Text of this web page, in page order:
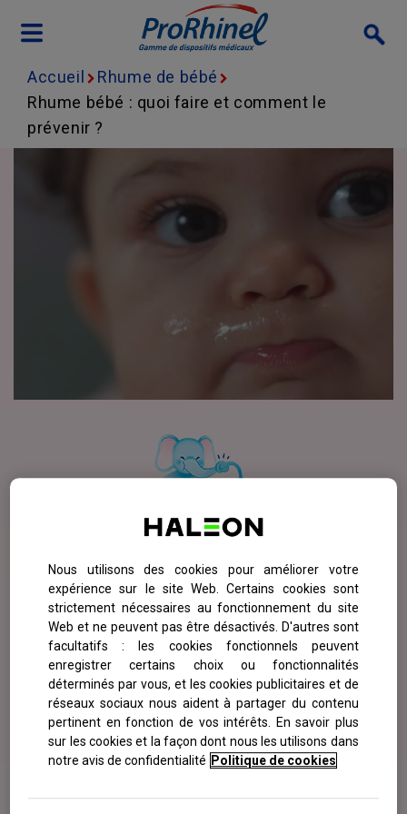
Accueil
Rhume de bébé
Rhume bébé : quoi faire et comment le
prévenir ?
Rhume bébé : quoi faire et
comment le prévenir?
Le rhume est une maladie très fréquente et
bénigne malgré son côté désagréable pour votre
tout petit.2Il existe néanmoins quelques
conseils à suivre pour éviter que votre bébé ne
Nous utilisons des cookies pour améliorer votre
expérience sur le site Web. Certains cookies sont
strictement nécessaires au fonctionnement du site
Web et ne peuvent pas être désactivés. D'autres sont
facultatifs : les cookies fonctionnels peuvent
enregistrer certains choix ou fonctionnalités
déterminés par vous, et les cookies publicitaires et de
réseaux sociaux nous aident à partager du contenu
pertinent en fonction de vos intérêts. En savoir plus
sur les cookies et la façon dont nous les utilisons dans
notre avis de confidentialité Politique de cookies